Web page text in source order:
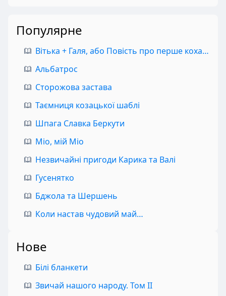
Популярне
Вітька + Галя, або Повість про перше кохання
Альбатрос
Сторожова застава
Таємниця козацької шаблі
Шпага Славка Беркути
Міо, мій Міо
Незвичайні пригоди Карика та Валі
Гусенятко
Бджола та Шершень
Коли настав чудовий май…
Нове
Білі бланкети
Звичай нашого народу. Том II